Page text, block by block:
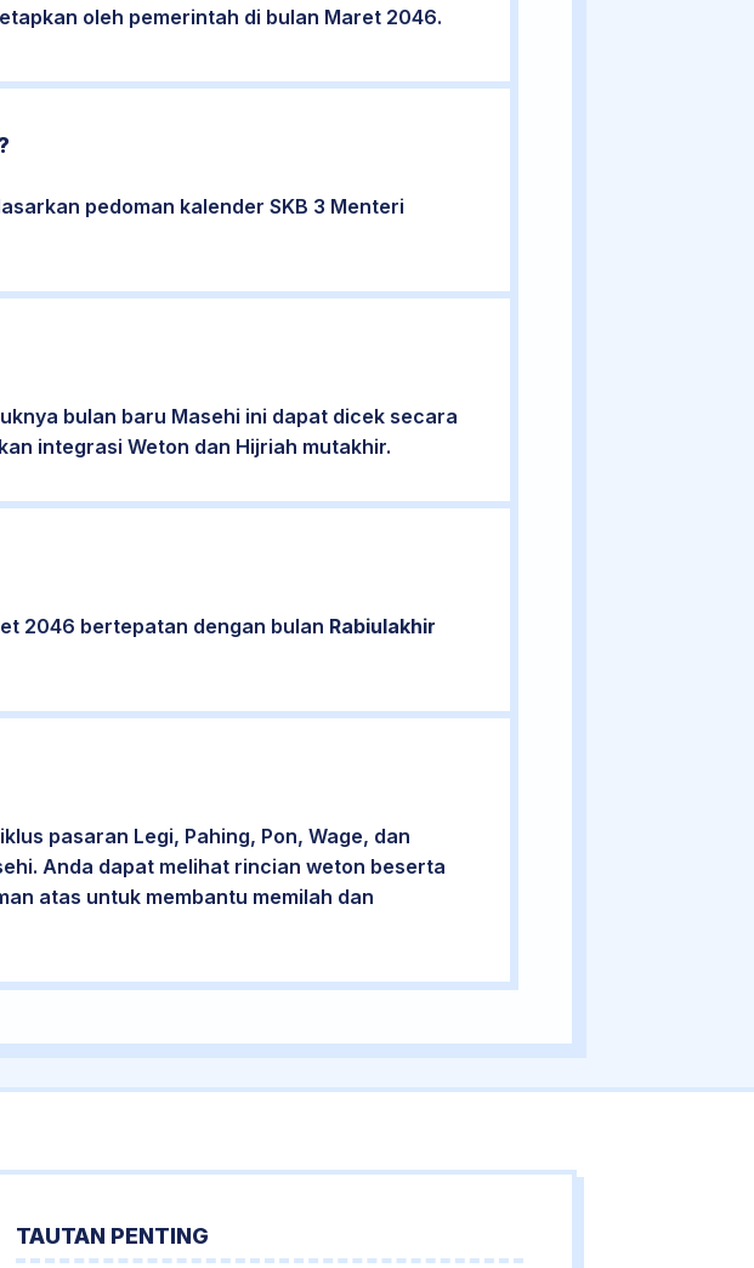
oleh pemerintah di bulan Maret 2046.
pedoman kalender SKB 3 Menteri
bulan baru Masehi ini dapat dicek secara
integrasi Weton dan Hijriah mutakhir.
2046 bertepatan dengan bulan Rabiulakhir
pasaran Legi, Pahing, Pon, Wage, dan
Anda dapat melihat rincian weton beserta
atas untuk membantu memilah dan
TAUTAN PENTING